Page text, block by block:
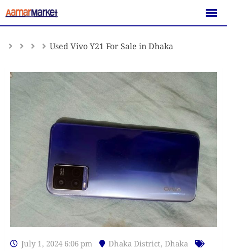
Skip
to
Used Vivo Y21 For Sale in Dhaka
July 1, 2024 6:06 pm Dhaka District, Dhaka